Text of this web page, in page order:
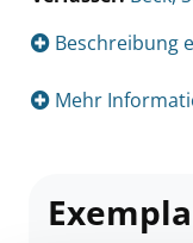
Beschreibung
Mehr